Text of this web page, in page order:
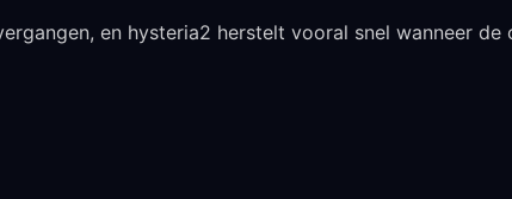
en hysteria2 herstelt vooral snel wanneer de